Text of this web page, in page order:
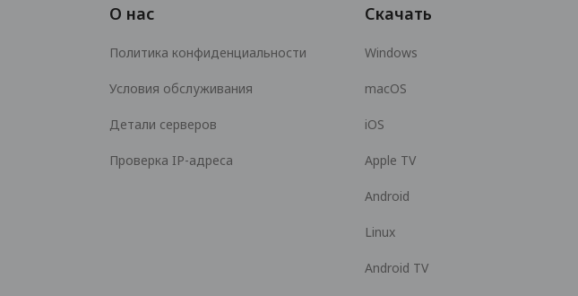
О нас
Политика конфиденциальности
Условия обслуживания
Детали серверов
Проверка IP-адреса
Скачать
Windows
macOS
iOS
Apple TV
Android
Linux
Android TV